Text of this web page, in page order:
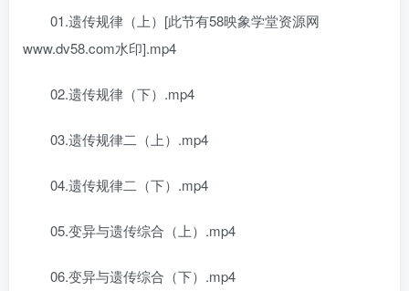
01.遗传规律（上）[此节有58映象学堂资源网
www.dv58.com水印].mp4
02.遗传规律（下）.mp4
03.遗传规律二（上）.mp4
04.遗传规律二（下）.mp4
05.变异与遗传综合（上）.mp4
06.变异与遗传综合（下）.mp4